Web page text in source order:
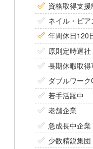
資格取得支援
ネイル・ピア
年間休日120
原則定時退社
長期休暇取得
ダブルワーク
若手活躍中
老舗企業
急成長中企業
少数精鋭集団